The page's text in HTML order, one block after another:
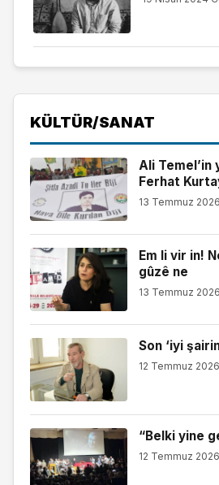
KÜLTÜR/SANAT
Ali Temel’in
Ferhat
13 Temmuz
Em li vir in!
gûzê ne
13 Temmuz
Son ‘iyi
12 Temmuz
“Belki yine
12 Temmuz